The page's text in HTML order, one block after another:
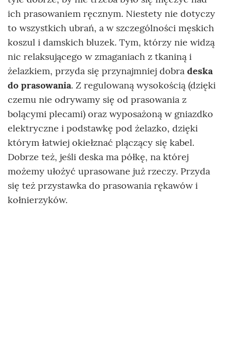
ich prasowaniem ręcznym. Niestety nie dotyczy
to wszystkich ubrań, a w szczególności męskich
koszul i damskich bluzek. Tym, którzy nie widzą
nic relaksującego w zmaganiach z tkaniną i
żelazkiem, przyda się przynajmniej dobra deska
do prasowania. Z regulowaną wysokością (dzięki
czemu nie odrywamy się od prasowania z
bolącymi plecami) oraz wyposażoną w gniazdko
elektryczne i podstawkę pod żelazko, dzięki
którym łatwiej okiełznać plączący się kabel.
Dobrze też, jeśli deska ma półkę, na której
możemy ułożyć uprasowane już rzeczy. Przyda
się też przystawka do prasowania rękawów i
kołnierzyków.